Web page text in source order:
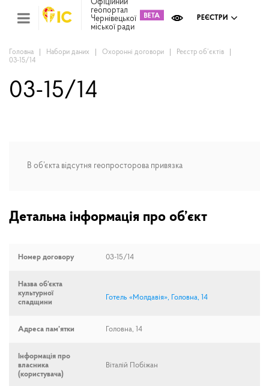
Офіційний
геопортал
Чернівецької
міської ради
РЕЄСТРИ
Головна Набори даних Охоронні договори
Реєстр об’єктів
03-15/14
03-15/14
В об’єкта відсутня геопросторова привязка
Детальна інформація про об’єкт
Номер договору 03-15/14
Назва об'єкта
культурної
спадщини
Готель «Молдавія», Головна, 14
Адреса пам’ятки Головна, 14
Інформація про
власника
(користувача)
Віталій Побіжан